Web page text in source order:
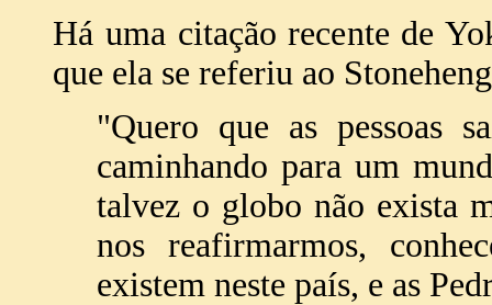
Há uma citação recente de
que ela se referiu ao
"Quero que as pessoas
caminhando para um
talvez o globo não exista
nos reafirmarmos,
existem neste país, e as